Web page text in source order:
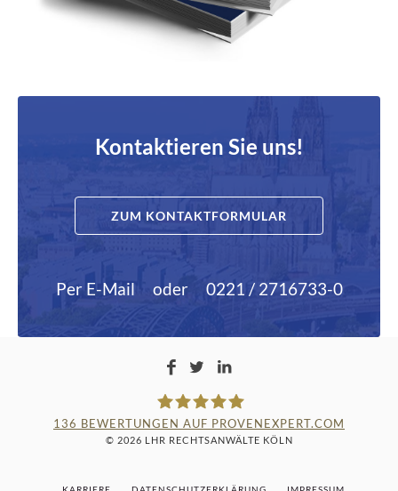
Kontaktieren Sie uns!
ZUM KONTAKTFORMULAR
Per E-Mail oder 0221 / 2716733-0
136 BEWERTUNGEN AUF PROVENEXPERT.COM
© 2026 LHR RECHTSANWÄLTE KÖLN